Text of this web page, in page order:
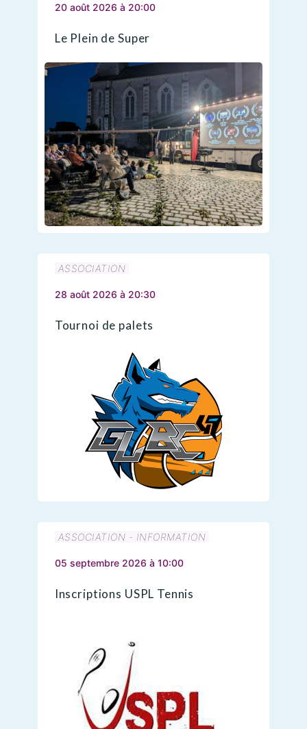
20 août 2026 à 20:00
Le Plein de Super
ASSOCIATION
28 août 2026 à 20:30
Tournoi de palets
ASSOCIATION - INFORMATION
05 septembre 2026 à 10:00
Inscriptions USPL Tennis